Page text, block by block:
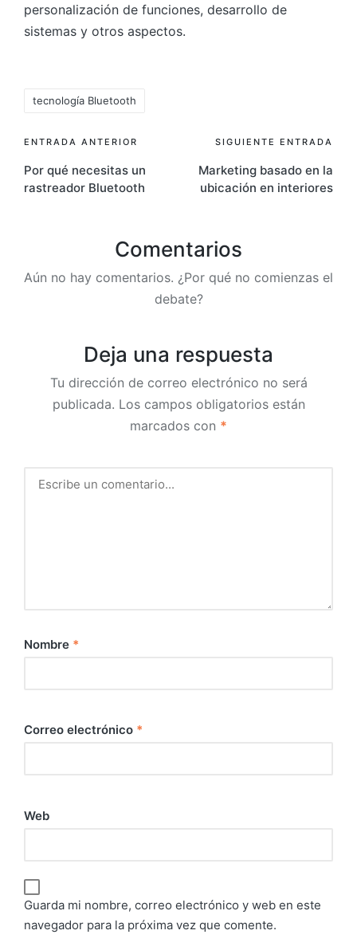
personalización de funciones, desarrollo de
sistemas y otros aspectos.
tecnología Bluetooth
Navegación
de
ENTRADA ANTERIOR
Por qué necesitas un
rastreador Bluetooth
SIGUIENTE ENTRADA
Marketing basado en la
ubicación en interiores
Comentarios
Aún no hay comentarios. ¿Por qué no comienzas el
debate?
Deja una respuesta
Tu dirección de correo electrónico no será
publicada. Los campos obligatorios están
marcados con *
Nombre *
Correo electrónico *
Web
Guarda mi nombre, correo electrónico y web en este
navegador para la próxima vez que comente.